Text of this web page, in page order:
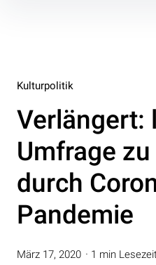
Kulturpolitik
Verlängert:
Umfrage
durch
Pandemie
März 17, 2020 1 min